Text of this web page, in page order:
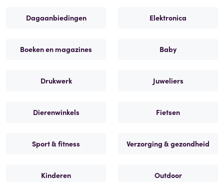
Dagaanbiedingen Elektronica
Boeken en magazines Baby
Drukwerk Juweliers
Dierenwinkels Fietsen
Sport & fitness Verzorging & gezondheid
Kinderen Outdoor